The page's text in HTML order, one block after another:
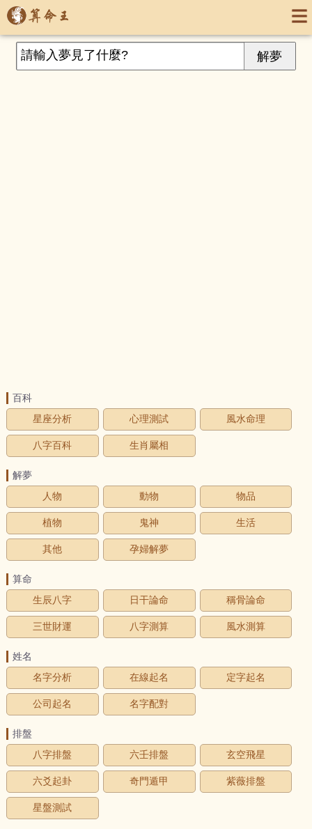
百科
星座分析
心理測試 風水命理
八字百科 生肖屬相
解夢
人物
動物 物品
植物 鬼神 生活
其他 孕婦解夢
算命
生辰八字
日干論命 稱骨論命
三世財運 八字測算 風水測算
姓名
名字分析
在線起名 定字起名
公司起名 名字配對
排盤
八字排盤
六壬排盤 玄空飛星
六爻起卦 奇門遁甲 紫薇排盤
星盤測試